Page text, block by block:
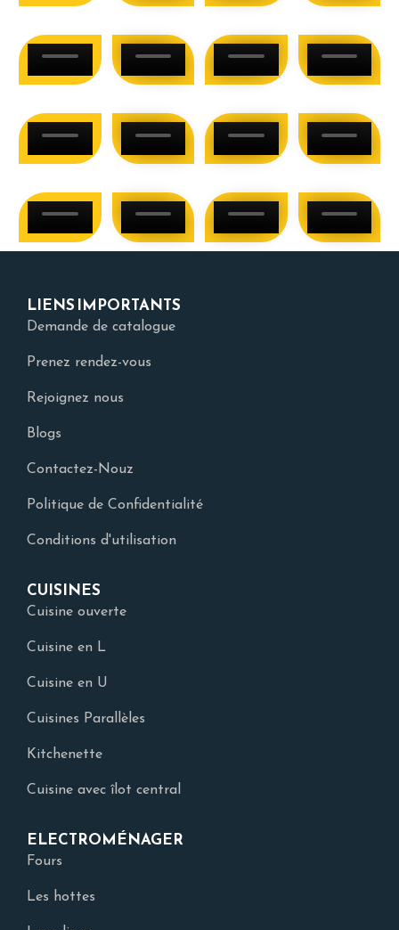
LIENS IMPORTANTS
Demande de catalogue
Prenez rendez-vous
Rejoignez nous
Blogs
Contactez-Nouz
Politique de Confidentialité
Conditions d'utilisation
CUISINES
Cuisine ouverte
Cuisine en L
Cuisine en U
Cuisines Parallèles
Kitchenette
Cuisine avec îlot central
ELECTROMÉNAGER
Fours
Les hottes